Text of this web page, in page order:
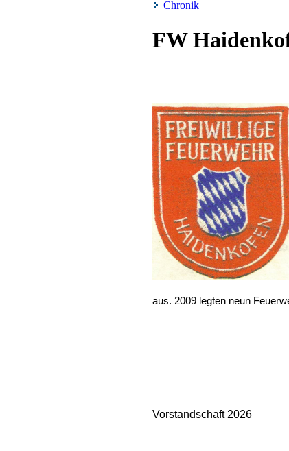
Chronik
FW
aus. 2009 legten neun
Vorstandschaft 2026